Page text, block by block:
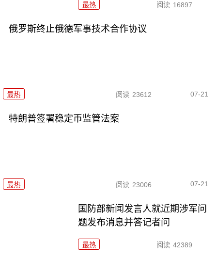
最热 阅读 16897
俄罗斯终止俄德军事技术合作协议
最热 阅读 23612 07-21
特朗普签署稳定币监管法案
最热 阅读 23006 07-21
国防部新闻发言人就近期涉军问
题发布消息并答记者问
最热 阅读 42389